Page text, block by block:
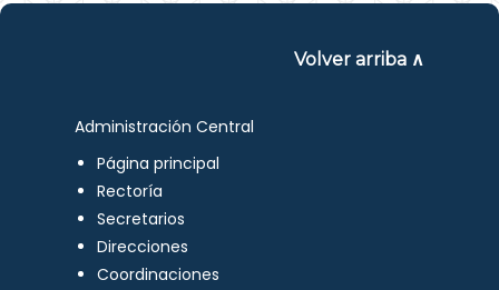
Volver arriba ∧
Administración Central
Página principal
Rectoría
Secretarios
Direcciones
Coordinaciones